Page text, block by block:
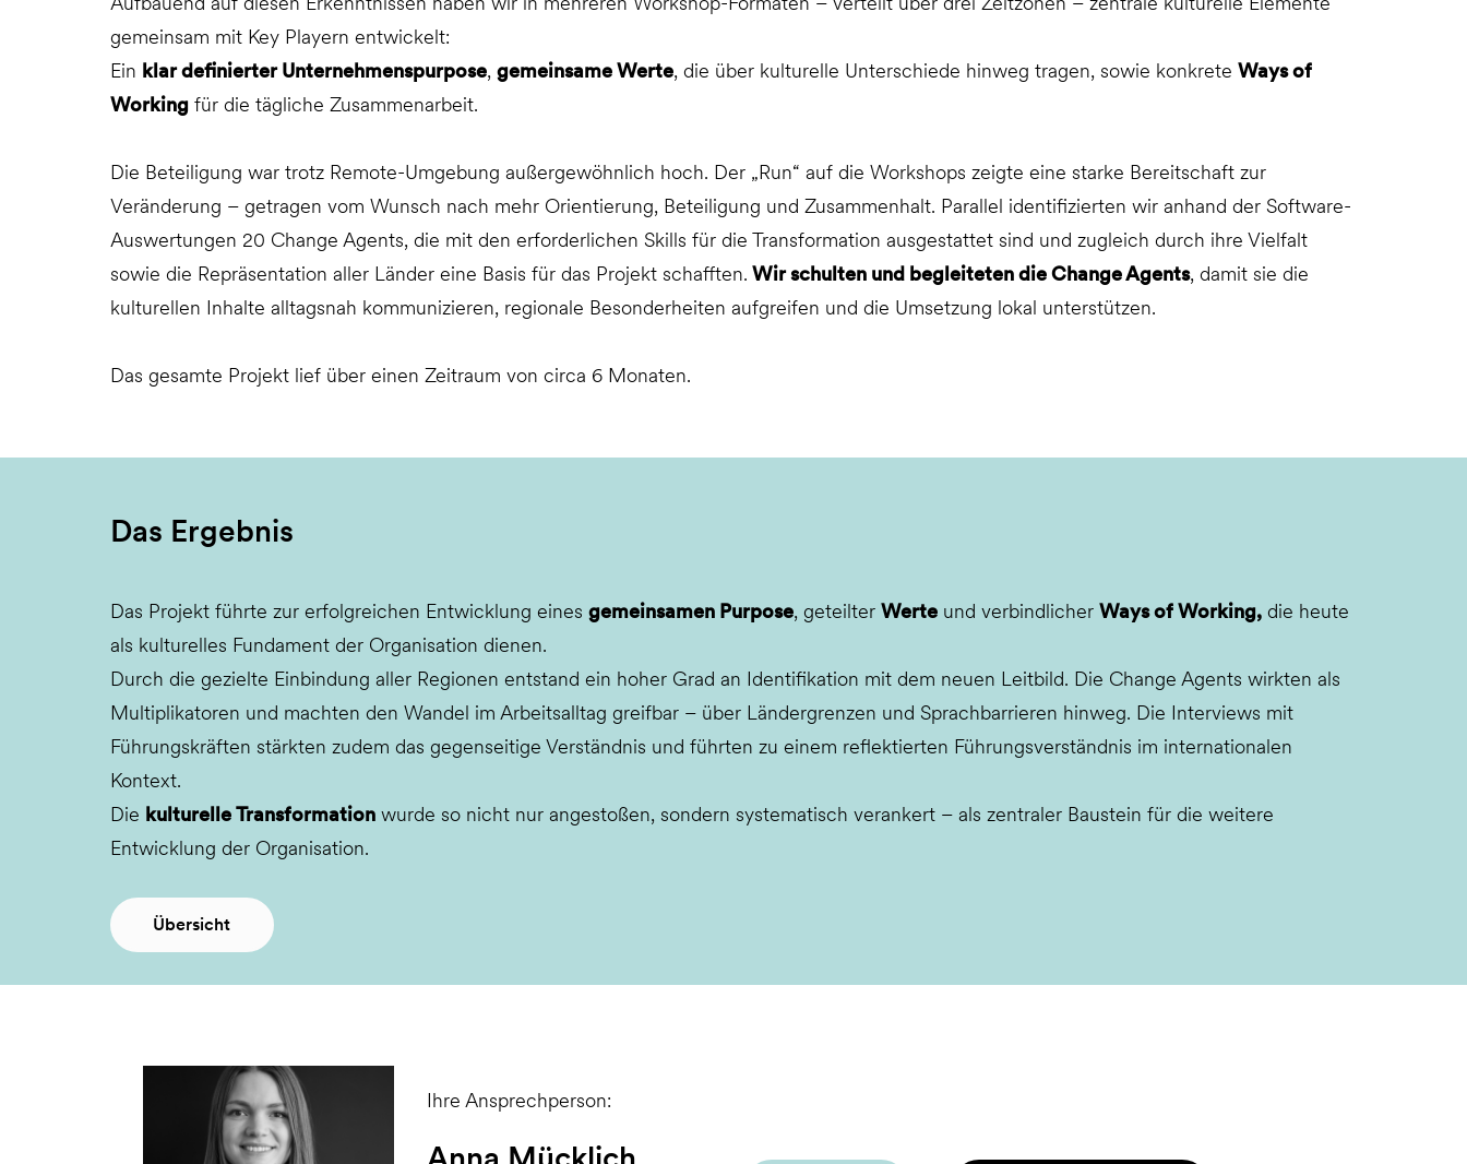
gemeinsam mit Key Playern entwickelt:
Ein klar definierter Unternehmenspurpose, gemeinsame Werte, die über kulturelle Unterschiede hinweg tragen, sowie konkrete Ways of
Workingfür die tägliche Zusammenarbeit.
Die Beteiligung war trotz Remote-Umgebung außergewöhnlich hoch. Der „Run“ auf die Workshops zeigte eine starke Bereitschaft zur
Veränderung – getragen vom Wunsch nach mehr Orientierung, Beteiligung und Zusammenhalt. Parallel identifizierten wir anhand der Software-
Auswertungen 20 Change Agents, die mit den erforderlichen Skills für die Transformation ausgestattet sind und zugleich durch ihre Vielfalt
sowie die Repräsentation aller Länder eine Basis für das Projekt schafften. Wir schulten und begleiteten die Change Agents, damit sie die
kulturellen Inhalte alltagsnah kommunizieren, regionale Besonderheiten aufgreifen und die Umsetzung lokal unterstützen.
Das gesamte Projekt lief über einen Zeitraum von circa 6 Monaten.
Das Ergebnis
Das Projekt führte zur erfolgreichen Entwicklung eines gemeinsamen Purpose, geteilter Werteund verbindlicher Ways of Working,die heute
als kulturelles Fundament der Organisation dienen.
Durch die gezielte Einbindung aller Regionen entstand ein hoher Grad an Identifikation mit dem neuen Leitbild. Die Change Agents wirkten als
Multiplikatoren und machten den Wandel im Arbeitsalltag greifbar – über Ländergrenzen und Sprachbarrieren hinweg. Die Interviews mit
Führungskräften stärkten zudem das gegenseitige Verständnis und führten zu einem reflektierten Führungsverständnis im internationalen
Kontext.
Die kulturelle Transformationwurde so nicht nur angestoßen, sondern systematisch verankert – als zentraler Baustein für die weitere
Entwicklung der Organisation.
Übersicht
Ihre Ansprechperson: